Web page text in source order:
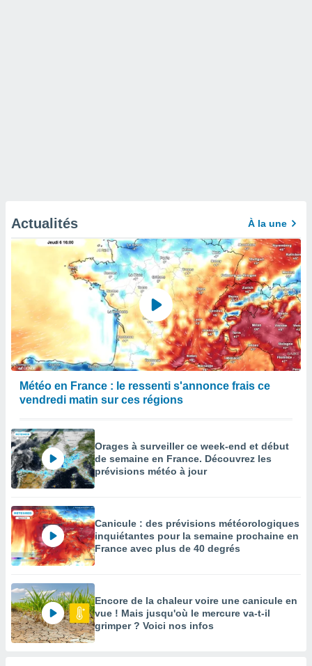
Actualités À la une
Météo en France : le ressenti s'annonce frais ce
vendredi matin sur ces régions
Orages à surveiller ce week-end et début
de semaine en France. Découvrez les
prévisions météo à jour
Canicule : des prévisions météorologiques
inquiétantes pour la semaine prochaine en
France avec plus de 40 degrés
Encore de la chaleur voire une canicule en
vue ! Mais jusqu'où le mercure va-t-il
grimper ? Voici nos infos